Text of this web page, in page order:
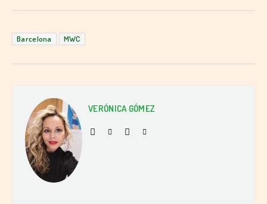
Barcelona MWC
VERÓNICA GÓMEZ